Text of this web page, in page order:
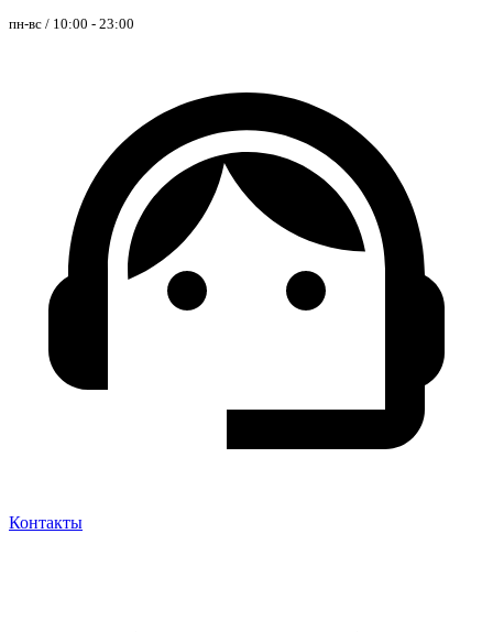
пн-вс / 10:00 - 23:00
Контакты